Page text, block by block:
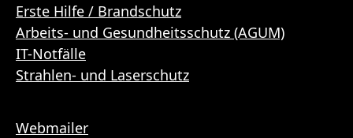
Erste Hilfe / Brandschutz
Arbeits- und Gesundheitsschutz (AGUM)
IT-Notfälle
Strahlen- und Laserschutz
Webmailer